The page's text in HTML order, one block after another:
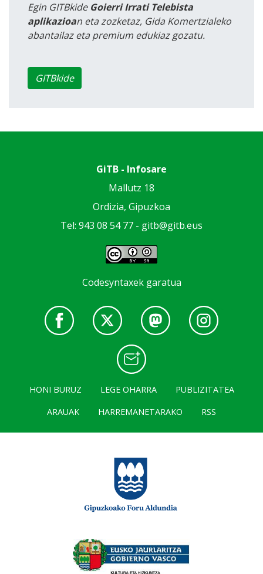
Egin GITBkide Goierri Irrati Telebista
aplikazioan eta zozketaz, Gida Komertzialeko
abantailaz eta premium edukiaz gozatu.
GITBkide
GiTB - Infosare
Mallutz 18
Ordizia, Gipuzkoa
Tel: 943 08 54 77 - gitb@gitb.eus
Codesyntaxek garatua
HONI BURUZ LEGE OHARRA
PUBLIZITATEA
ARAUAK
HARREMANETARAKO RSS